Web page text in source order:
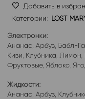
Добавить в
Категории: LOST
Электронки:
Ананас Арбуз Бабл-
Киви Клубника Лимон
Фруктовые, Яблоко
Жидкости:
Ананас Арбуз